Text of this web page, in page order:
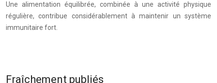
Une alimentation équilibrée, combinée à une activité physique
régulière, contribue considérablement à maintenir un système
immunitaire fort.
Fraîchement publiés